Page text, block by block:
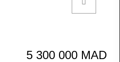
5 300 000 MAD